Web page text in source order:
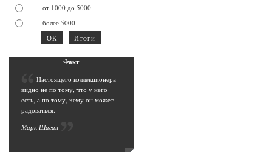
от 1000 до 5000
более 5000
Факт
Настоящего коллекционера
видно не по тому, что у него
есть, а по тому, чему он может
радоваться.
Марк Шагал